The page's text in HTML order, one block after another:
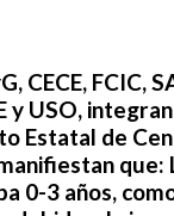
CECE, FCIC,
y USO,
Estatal de
que:
0-3 años,